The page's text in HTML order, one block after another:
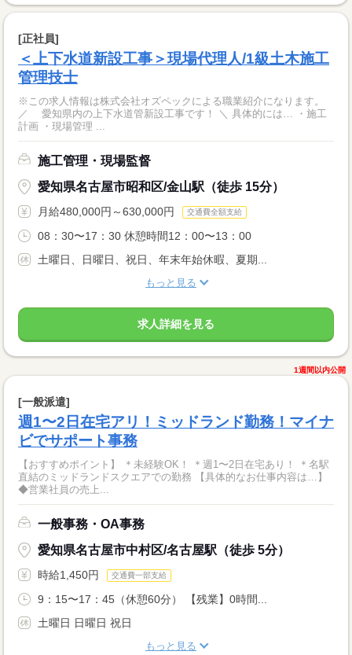
[正社員]
＜上下水道新設工事＞現場代理人/1級土木施工
管理技士
※この求人情報は株式会社オズペックによる職業紹介になります。
／ 愛知県内の上下水道管新設工事です！ ＼ 具体的には… ・施工
計画 ・現場管理 ...
施工管理・現場監督
愛知県名古屋市昭和区/金山駅（徒歩 15分）
月給480,000円～630,000円 交通費全額支給
08：30〜17：30 休憩時間12：00〜13：00
土曜日、日曜日、祝日、年末年始休暇、夏期...
もっと見る
求人詳細を見る
1週間以内公開
[一般派遣]
週1〜2日在宅アリ！ミッドランド勤務！マイナ
ビでサポート事務
【おすすめポイント】 ＊未経験OK！ ＊週1〜2日在宅あり！ ＊名駅
直結のミッドランドスクエアでの勤務 【具体的なお仕事内容は…】
◆営業社員の売上...
一般事務・OA事務
愛知県名古屋市中村区/名古屋駅（徒歩 5分）
時給1,450円 交通費一部支給
9：15〜17：45（休憩60分） 【残業】0時間...
土曜日 日曜日 祝日
もっと見る